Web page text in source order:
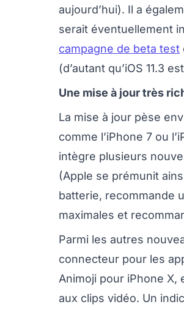
aujourd’hui). Il a
serait éventuellement
campagne de beta test
(d’autant qu’iOS 11.3
Une mise à jour très
La mise à jour pèse
comme l’iPhone 7 ou
intègre plusieurs
(Apple se prémunit
batterie, recommande
maximales et
Parmi les autres
connecteur pour les
Animoji pour iPhone X,
aux clips vidéo. Un